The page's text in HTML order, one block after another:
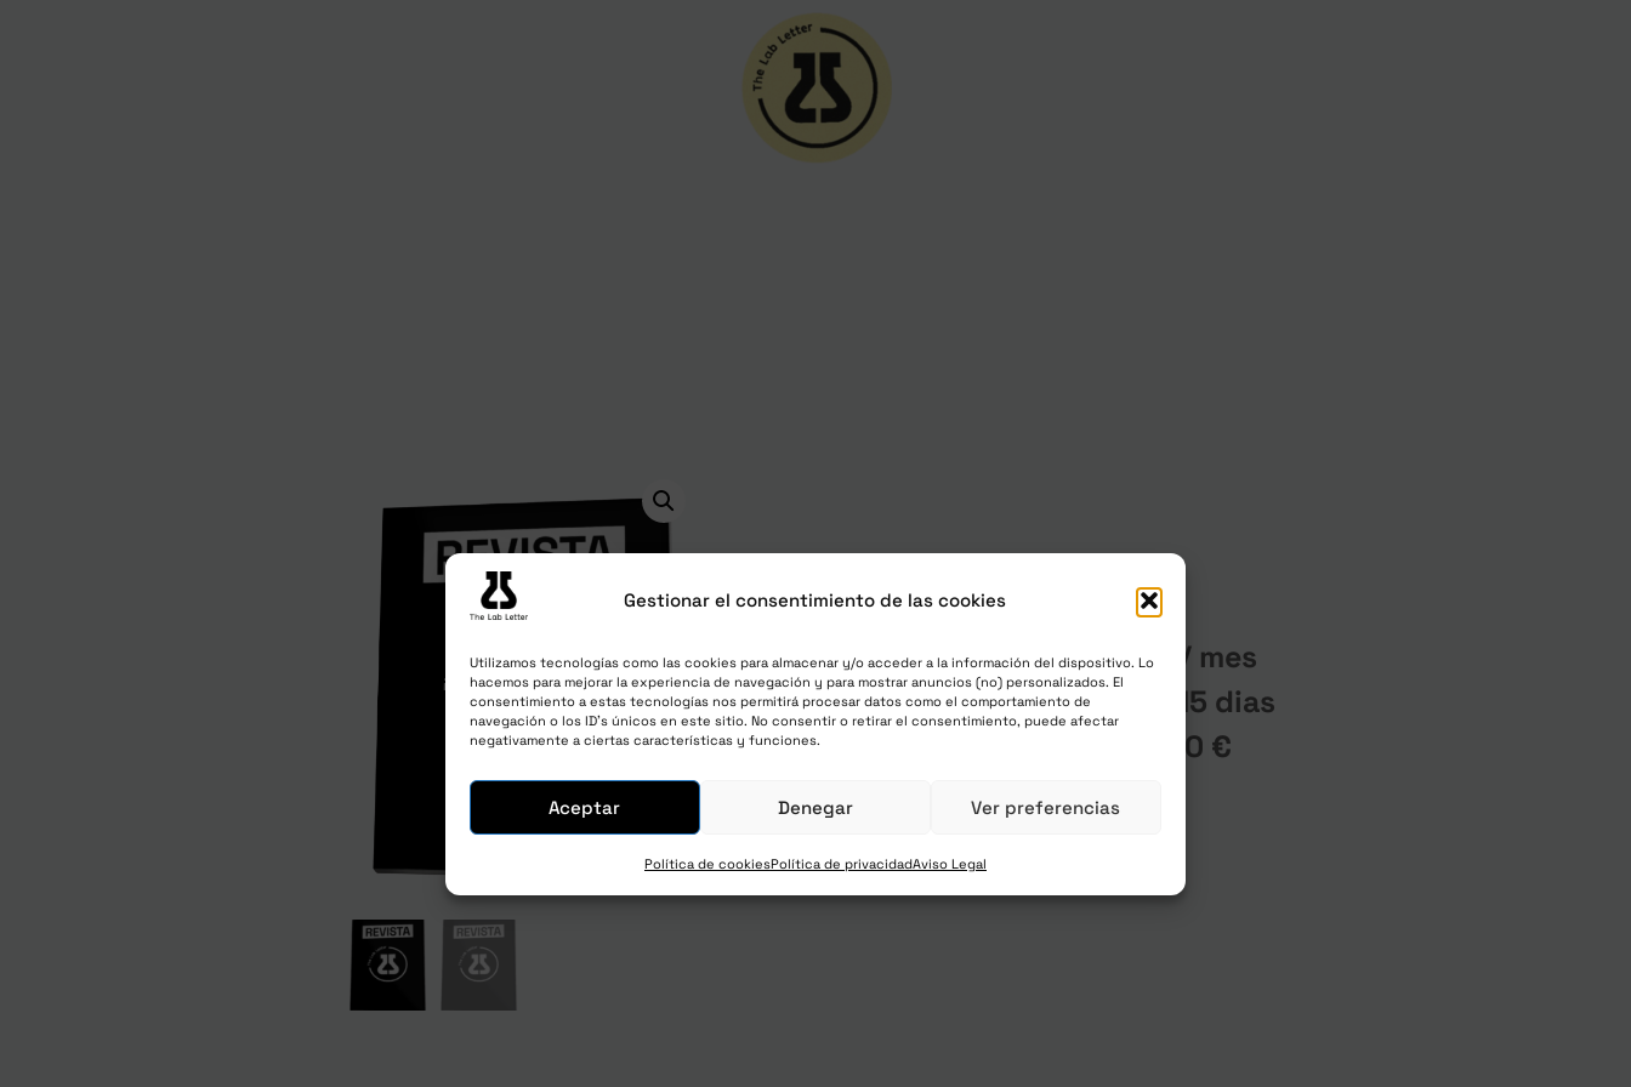
Gestionar el consentimiento de las cookies
Utilizamos tecnologías como las cookies para almacenar y/o acceder a la información del dispositivo. Lo
hacemos para mejorar la experiencia de navegación y para mostrar anuncios (no) personalizados. El
consentimiento a estas tecnologías nos permitirá procesar datos como el comportamiento de
navegación o los ID's únicos en este sitio. No consentir o retirar el consentimiento, puede afectar
negativamente a ciertas características y funciones.
Aceptar Denegar Ver preferencias
Política de cookiesPolítica de privacidadAviso Legal
The Lab Letter – Mensual
125,00€ impuestos y envío incluidos
/ mes
con una prueba gratuita de un 15 dias
y una cuota de registro de
25,00 €